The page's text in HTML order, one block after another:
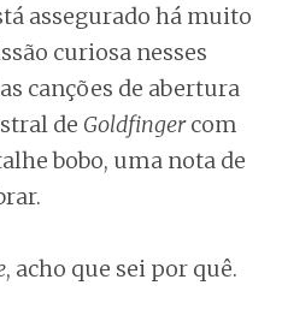
assegurado há muito
curiosa nesses
canções de abertura
de Goldfingercom
bobo, uma nota de
, acho que sei por quê.